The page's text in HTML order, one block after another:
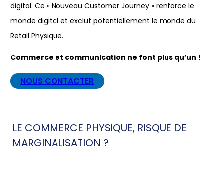
digital. Ce « Nouveau Customer Journey » renforce le
monde digital et exclut potentiellement le monde du
Retail Physique.
Commerce et communication ne font plus qu’un !
NOUS CONTACTER
LE COMMERCE PHYSIQUE, RISQUE DE
MARGINALISATION ?